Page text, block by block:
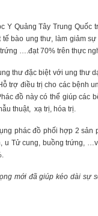
Quảng Tây Trung Quốc
bào ung thư, làm giảm
….đạt 70% trên thực
thư đặc biệt với ung thư
trợ điều trị cho các bệnh
đồ này có thể giúp các
thuật, xạ trị, hóa trị.
phác đồ phối hợp 2 sản
u Tử cung, buồng trứng,
mới đã giúp kéo dài sự